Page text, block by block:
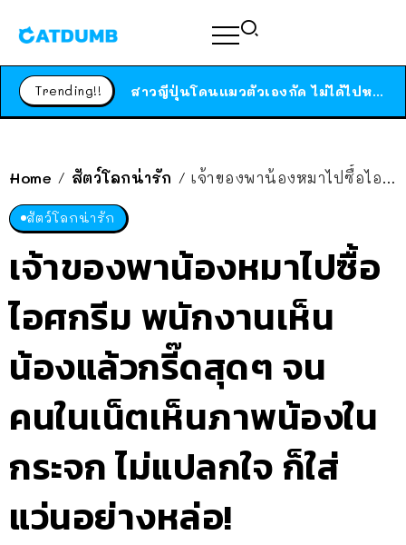
Trending!! ได้เวลาเด็กหนวดรวมตัว RF Online Next เปิดให้เล่นแล้ว เกม Sci-Fi MMORPG ระดับตำนาน เล่นได้ทั้งมือถือและ PC
Home / สัตว์โลกน่ารัก / เจ้าของพาน้องหมาไปซื้อไอศกรีม พนักงานเห็นน้องแล้วกรี๊ดสุดๆ จนคนในเน็ตเห็นภาพน้องในกระจก ไม่แปลกใจ ก็ใส่แว่นอย่างหล่อ!
สัตว์โลกน่ารัก
เจ้าของพาน้องหมาไปซื้อ
ไอศกรีม พนักงานเห็น
น้องแล้วกรี๊ดสุดๆ จน
คนในเน็ตเห็นภาพน้องใน
กระจก ไม่แปลกใจ ก็ใส่
แว่นอย่างหล่อ!